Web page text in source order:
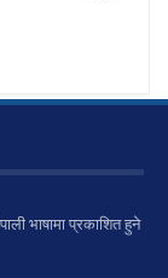
भाषामा प्रकाशित हुने